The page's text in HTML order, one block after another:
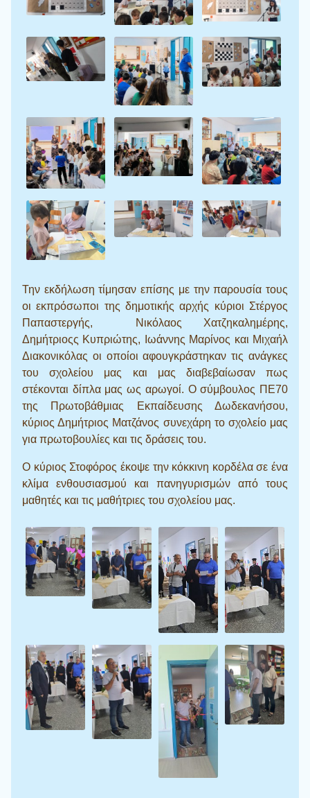
Την εκδήλωση τίμησαν επίσης με την παρουσία τους
οι εκπρόσωποι της δημοτικής αρχής κύριοι Στέργος
Παπαστεργής, Νικόλαος Χατζηκαλημέρης,
Δημήτριοςς Κυπριώτης, Ιωάννης Μαρίνος και Μιχαήλ
Διακονικόλας οι οποίοι αφουγκράστηκαν τις ανάγκες
του σχολείου μας και μας διαβεβαίωσαν πως
στέκονται δίπλα μας ως αρωγοί. Ο σύμβουλος ΠΕ70
της Πρωτοβάθμιας Εκπαίδευσης Δωδεκανήσου,
κύριος Δημήτριος Ματζάνος συνεχάρη το σχολείο μας
για πρωτοβουλίες και τις δράσεις του.
Ο κύριος Στοφόρος έκοψε την κόκκινη κορδέλα σε ένα
κλίμα ενθουσιασμού και πανηγυρισμών από τους
μαθητές και τις μαθήτριες του σχολείου μας.